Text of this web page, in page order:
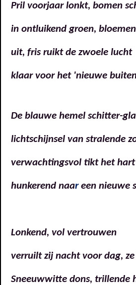
Pril voorjaar lonkt, bomen
in ontluikend groen,
uit, fris ruikt de zwoele lucht
klaar voor het 'nieuwe
De blauwe hemel schitter-
lichtschijnsel van stralende
verwachtingsvol tikt het hart
hunkerend naareen nieuwe
Lonkend, vol vertrouwen
verruilt zij nacht voor dag,
Sneeuwwitte dons, trillende